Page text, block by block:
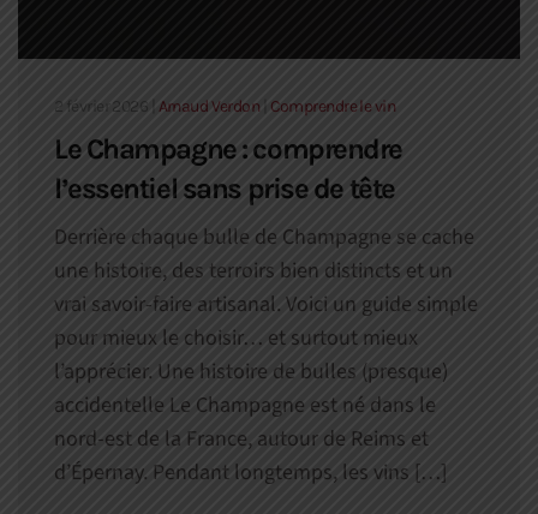
2 février 2026 Arnaud Verdon Comprendre le vin
Le Champagne : comprendre
l’essentiel sans prise de tête
Derrière chaque bulle de Champagne se cache
une histoire, des terroirs bien distincts et un
vrai savoir-faire artisanal. Voici un guide simple
pour mieux le choisir… et surtout mieux
l’apprécier. Une histoire de bulles (presque)
accidentelle Le Champagne est né dans le
nord-est de la France, autour de Reims et
d’Épernay. Pendant longtemps, les vins […]